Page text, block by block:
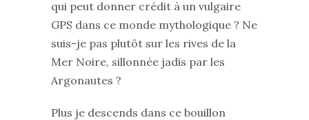
qui peut donner crédit à un vulgaire
GPS dans ce monde mythologique ? Ne
suis-je pas plutôt sur les rives de la
Mer Noire, sillonnée jadis par les
Argonautes ?
Plus je descends dans ce bouillon